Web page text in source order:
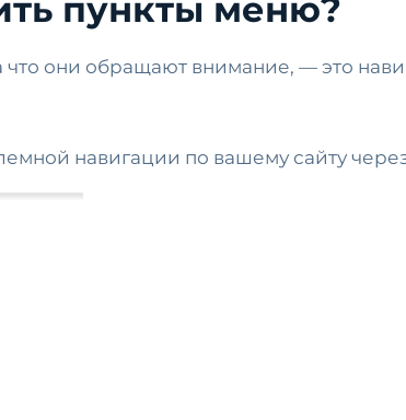
пункты меню?
что они обращают внимание, — это
навигации по вашему сайту